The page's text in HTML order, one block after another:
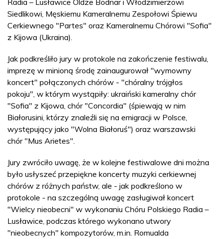
Radia – Lusławice Oldze Bodnar i Włodzimierzowi
Siedlikowi, Męskiemu Kameralnemu Zespołowi Śpiewu
Cerkiewnego "Partes" oraz Kameralnemu Chórowi "Sofia"
z Kijowa (Ukraina).
Jak podkreśliło jury w protokole na zakończenie festiwalu,
imprezę w minioną środę zainaugurował "wymowny
koncert" połączonych chórów - "chóralny trójgłos
pokoju", w którym wystąpiły: ukraiński kameralny chór
"Sofia" z Kijowa, chór "Concordia" (śpiewają w nim
Białorusini, którzy znaleźli się na emigracji w Polsce,
występujący jako "Wolna Białoruś") oraz warszawski
chór "Mus Arietes".
Jury zwróciło uwagę, że w kolejne festiwalowe dni można
było usłyszeć przepiękne koncerty muzyki cerkiewnej
chórów z różnych państw, ale - jak podkreślono w
protokole - na szczególną uwagę zasługiwał koncert
"Wielcy nieobecni" w wykonaniu Chóru Polskiego Radia –
Lusławice, podczas którego wykonano utwory
"nieobecnych" kompozytorów, m.in. Romualda